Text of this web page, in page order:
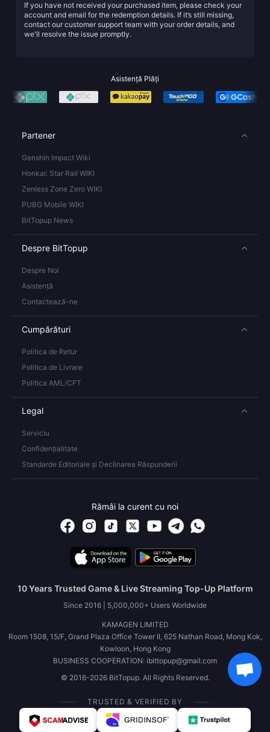
If you have not received your purchased item, please check your
account and email for the redemption details. If it’s still missing,
contact our customer support team with your order details, and
we'll resolve the issue promptly.
Asistență Plăți
Partener
Genshin Impact Wiki
Honkai: Star Rail WIKI
Zenless Zone Zero WIKI
PUBG Mobile WIKI
BitTopup News
Despre BitTopup
Despre Noi
Asistență
Contactează-ne
Cumpărături
Politica de Retur
Politica de Livrare
Politica AML/CFT
Legal
Serviciu
Confidențialitate
Standarde Editoriale și Declinarea Răspunderii
Rămâi la curent cu noi
10 Years Trusted Game & Live Streaming Top-Up Platform
Since 2016 | 5,000,000+ Users Worldwide
KAMAGEN LIMITED
Room 1508, 15/F, Grand Plaza Office Tower II, 625 Nathan Road, Mong Kok,
Kowloon, Hong Kong
BUSINESS COOPERATION: ibittopup@gmail.com
© 2016-2026 BitTopup. All Rights Reserved.
TRUSTED & VERIFIED BY